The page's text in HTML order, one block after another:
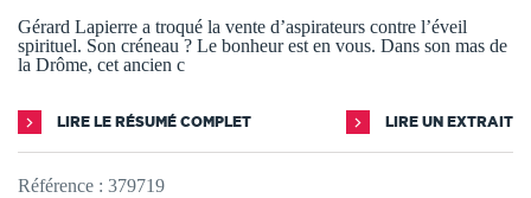
Gérard Lapierre a troqué la vente d’aspirateurs contre l’éveil
spirituel. Son créneau ? Le bonheur est en vous. Dans son mas de
la Drôme, cet ancien c
LIRE LE RÉSUMÉ COMPLET LIRE UN EXTRAIT
Référence : 379719